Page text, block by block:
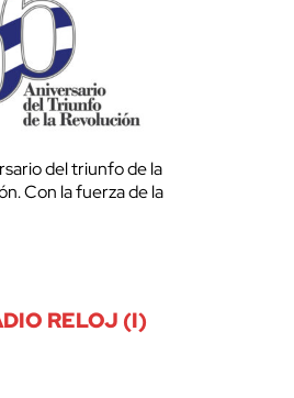
del triunfo de la
Con la fuerza de la
RELOJ (I)